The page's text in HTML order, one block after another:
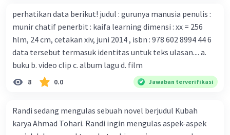
serangan virus Corona dengan menemukan vaksin virus
tersebut. B. Para ilmuan perlu segera mempelajari virus
corona yang menjadi masalah besar bagi kesehatan dunia
karena persebarannya sangat cepat. C. Masyarakat perlu
mawas diri dan menjaga kesehatan dalam menghadapi
serangan virus corona yang mulai menyebar di Indonesia,
D. Virus corona menjadi masalah besar bagi kesehatan
perhatikan data berikut! judul : gurunya manusia penulis :
munir chatif penerbit : kaifa learning dimensi : xx = 256
hlm, 24 cm, cetakan xiv, juni 2014 , isbn : 978 602 8994 44 6
data tersebut termasuk identitas untuk teks ulasan.... a.
buku b. video clip c. album lagu d. film
8 0.0 Jawaban terverifikasi
Randi sedang mengulas sebuah novel berjudul Kubah
karya Ahmad Tohari. Randi ingin mengulas aspek-aspek